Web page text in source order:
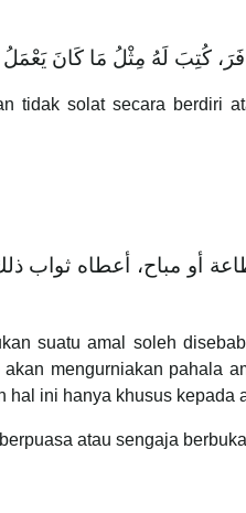
كُتِبَ لَهُ مِثْلُ مَا كَانَ
tidak solat secara berdiri
أو مباح، أعطاه ثواب
suatu amal soleh
mengurniakan pahala
ini hanya khusus kepada
atau sengaja